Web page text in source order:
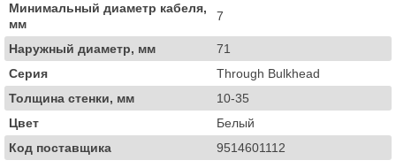
Минимальный диаметр кабеля,
мм
7
Наружный диаметр, мм
71
Серия
Through Bulkhead
Толщина стенки, мм
10-35
Цвет
Белый
Код поставщика
9514601112